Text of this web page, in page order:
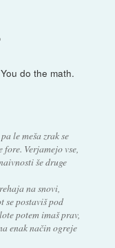
do the math.
le meša zrak se
Verjamejo vse,
še druge
na snovi,
se postaviš pod
potem imaš prav,
enak način ogreje